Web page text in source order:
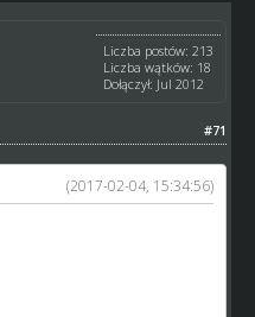
Liczba postów: 213
Liczba wątków: 18
Dołączył: Jul 2012
#71
(2017-02-04, 15:34:56)